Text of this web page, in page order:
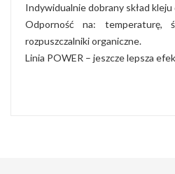
Indywidualnie dobrany skład
Odporność na: temperaturę,
rozpuszczalniki organiczne.
Linia POWER – jeszcze lepsza